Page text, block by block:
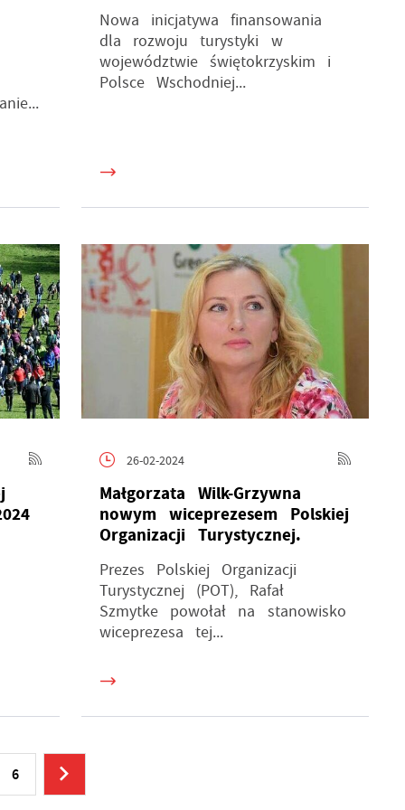
Nowa inicjatywa finansowania
dla rozwoju turystyki w
województwie świętokrzyskim i
Polsce Wschodniej...
26-02-2024
Małgorzata Wilk-Grzywna
nowym wiceprezesem Polskiej
Organizacji Turystycznej.
Prezes Polskiej Organizacji
Turystycznej (POT), Rafał
Szmytke powołał na stanowisko
wiceprezesa tej...
6